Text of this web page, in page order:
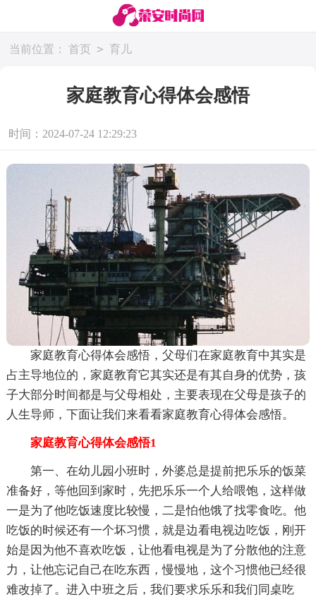
当前位置： 首页 > 育儿
家庭教育心得体会感悟
时间：2024-07-24 12:29:23
家庭教育心得体会感悟，父母们在家庭教育中其实是
占主导地位的，家庭教育它其实还是有其自身的优势，孩
子大部分时间都是与父母相处，主要表现在父母是孩子的
人生导师，下面让我们来看看家庭教育心得体会感悟。
家庭教育心得体会感悟1
第一、在幼儿园小班时，外婆总是提前把乐乐的饭菜
准备好，等他回到家时，先把乐乐一个人给喂饱，这样做
一是为了他吃饭速度比较慢，二是怕他饿了找零食吃。他
吃饭的时候还有一个坏习惯，就是边看电视边吃饭，刚开
始是因为他不喜欢吃饭，让他看电视是为了分散他的注意
力，让他忘记自己在吃东西，慢慢地，这个习惯他已经很
难改掉了。进入中班之后，我们要求乐乐和我们同桌吃